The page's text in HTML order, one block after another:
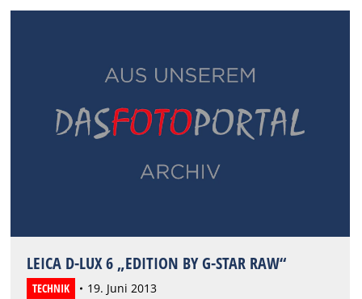
LEICA D-LUX 6 „EDITION BY G-STAR RAW“
TECHNIK 19. Juni 2013